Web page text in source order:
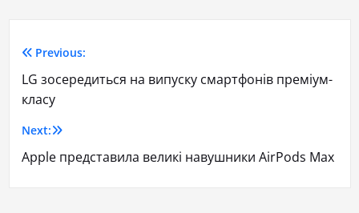
Previous:
LG зосередиться на випуску смартфонів преміум-
класу
Next:
Apple представила великі навушники AirPods Max